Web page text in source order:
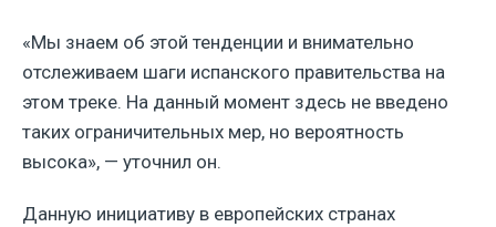
«Мы знаем об этой тенденции и внимательно
отслеживаем шаги испанского правительства на
этом треке. На данный момент здесь не введено
таких ограничительных мер, но вероятность
высока», — уточнил он.
Данную инициативу в европейских странах